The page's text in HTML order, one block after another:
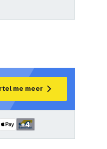
en lichtplannen
me meer
+4